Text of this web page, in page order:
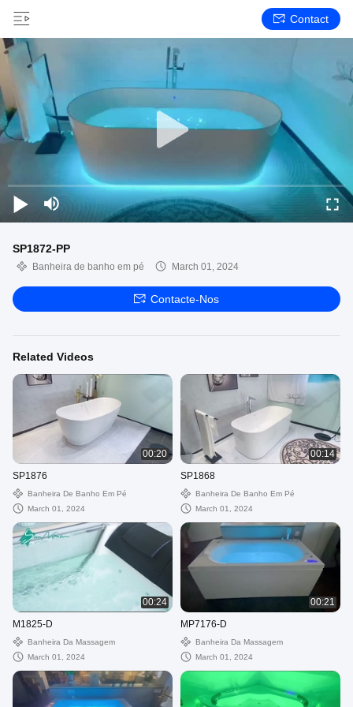
Contact
SP1872-PP
Banheira de banho em pé March 01, 2024
Contacte-Nos
Related Videos
00:20
SP1876
Banheira De Banho Em Pé
March 01, 2024
00:14
SP1868
Banheira De Banho Em Pé
March 01, 2024
00:24
M1825-D
Banheira Da Massagem
March 01, 2024
00:21
MP7176-D
Banheira Da Massagem
March 01, 2024